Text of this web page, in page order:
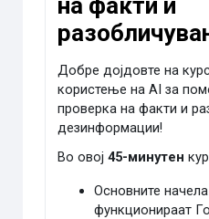
Добре дојдовте на
користење на AI за
проверка на факти и
дезинформации!
Во овој45-минутен
Основните
функционираат